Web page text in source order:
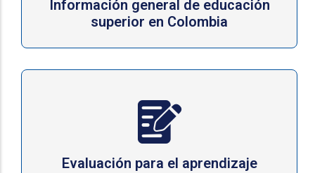
Información general de educación
superior en Colombia
Evaluación para el aprendizaje